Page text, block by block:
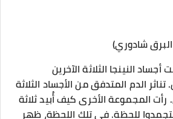
شادوري)
النينجا الثلاثة الآخرين
الدم المتدفق من الأجساد الثلاثة
المجموعة الأخرى كيف أُبيد ثلاثة
للحظة. في تلك اللحظة، ظهر